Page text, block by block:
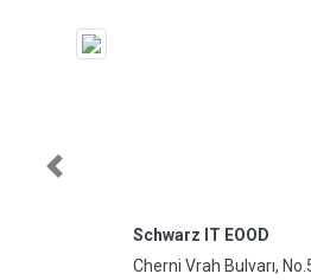
Schwarz IT EOOD
Cherni Vrah Bulvarı,
Previous